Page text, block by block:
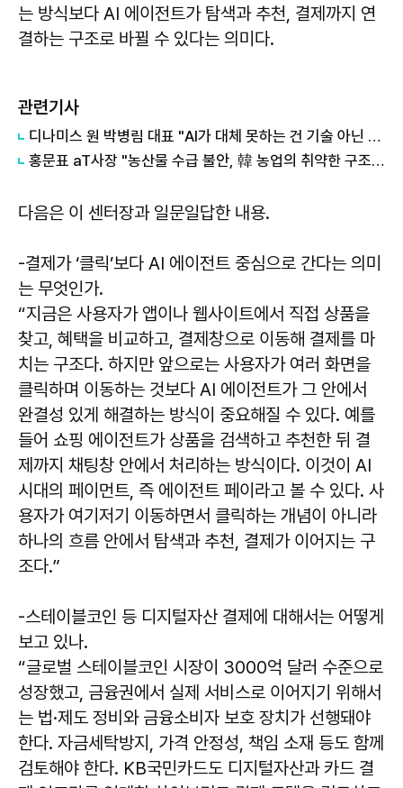
는 방식보다 AI 에이전트가 탐색과 추천, 결제까지 연
결하는 구조로 바뀔 수 있다는 의미다.
관련기사
디나미스 원 박병림 대표 "AI가 대체 못하는 건 기술 아닌 감정…서브컬처는 애정을 축적하는 장르"
홍문표 aT사장 "농산물 수급 불안, 韓 농업의 취약한 구조가 만든 결과"
다음은 이 센터장과 일문일답한 내용.
-결제가 ‘클릭’보다 AI 에이전트 중심으로 간다는 의미
는 무엇인가.
“지금은 사용자가 앱이나 웹사이트에서 직접 상품을
찾고, 혜택을 비교하고, 결제창으로 이동해 결제를 마
치는 구조다. 하지만 앞으로는 사용자가 여러 화면을
클릭하며 이동하는 것보다 AI 에이전트가 그 안에서
완결성 있게 해결하는 방식이 중요해질 수 있다. 예를
들어 쇼핑 에이전트가 상품을 검색하고 추천한 뒤 결
제까지 채팅창 안에서 처리하는 방식이다. 이것이 AI
시대의 페이먼트, 즉 에이전트 페이라고 볼 수 있다. 사
용자가 여기저기 이동하면서 클릭하는 개념이 아니라
하나의 흐름 안에서 탐색과 추천, 결제가 이어지는 구
조다.”
-스테이블코인 등 디지털자산 결제에 대해서는 어떻게
보고 있나.
“글로벌 스테이블코인 시장이 3000억 달러 수준으로
성장했고, 금융권에서 실제 서비스로 이어지기 위해서
는 법·제도 정비와 금융소비자 보호 장치가 선행돼야
한다. 자금세탁방지, 가격 안정성, 책임 소재 등도 함께
검토해야 한다. KB국민카드도 디지털자산과 카드 결